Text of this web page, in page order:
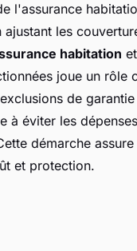
l'assurance
les
habitation
joue un rôle
de
à éviter les
démarche
et protection.